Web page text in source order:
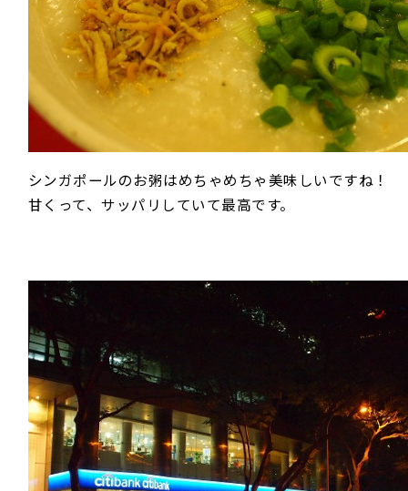
シンガポールのお粥はめちゃめちゃ美味しいですね！
甘くって、サッパリしていて最高です。